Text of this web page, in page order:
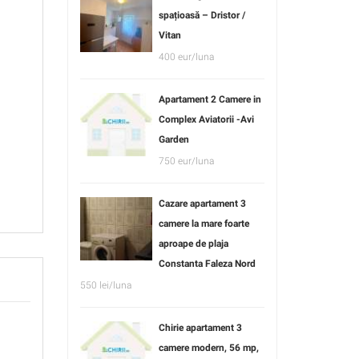
spațioasă – Dristor /
Vitan
400 eur/luna
Apartament 2 Camere in
Complex Aviatorii -Avi
Garden
750 eur/luna
Cazare apartament 3
camere la mare foarte
aproape de plaja
Constanta Faleza Nord
550 lei/luna
Chirie apartament 3
camere modern, 56 mp,